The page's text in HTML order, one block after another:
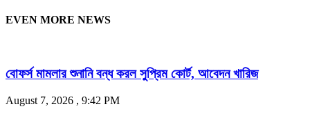
EVEN MORE NEWS
বোফর্স মামলার শুনানি বন্ধ করল সুপ্রিম কোর্ট, আবেদন খারিজ
August 7, 2026 , 9:42 PM